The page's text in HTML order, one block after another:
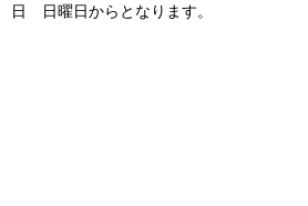
日 日曜日からとなります。